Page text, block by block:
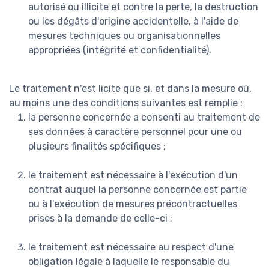
autorisé ou illicite et contre la perte, la destruction
ou les dégâts d'origine accidentelle, à l'aide de
mesures techniques ou organisationnelles
appropriées (intégrité et confidentialité).
Le traitement n'est licite que si, et dans la mesure où,
au moins une des conditions suivantes est remplie :
la personne concernée a consenti au traitement de
ses données à caractère personnel pour une ou
plusieurs finalités spécifiques ;
le traitement est nécessaire à l'exécution d'un
contrat auquel la personne concernée est partie
ou à l'exécution de mesures précontractuelles
prises à la demande de celle-ci ;
le traitement est nécessaire au respect d'une
obligation légale à laquelle le responsable du